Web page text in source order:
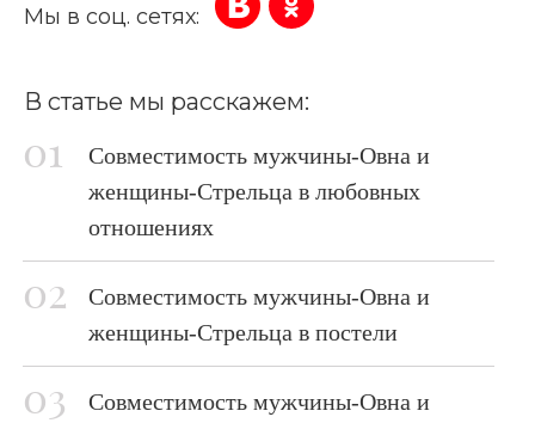
Мы в соц. сетях:
В статье мы расскажем:
Совместимость мужчины-Овна и
женщины-Стрельца в любовных
отношениях
Совместимость мужчины-Овна и
женщины-Стрельца в постели
Совместимость мужчины-Овна и